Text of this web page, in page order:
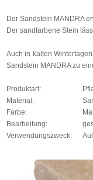
Der Sandstein MANDRA
Der sandfarbene Stein
Auch in kalten
Sandstein MANDRA zu
Produktart:
Material:
Farbe:
Bearbeitung:
Verwendungszweck: